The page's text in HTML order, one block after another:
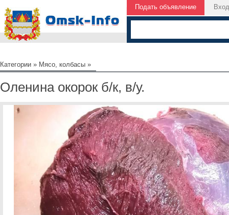
Подать объявление Вход
Категории » Мясо, колбасы »
Оленина окорок б/к, в/у.